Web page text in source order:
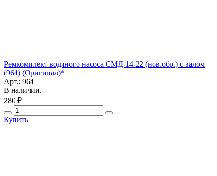
Ремкомплект водяного насоса СМД-14-22 (нов.обр.) с валом
(964) (Оригинал)*
Арт.: 964
В наличии.
280 ₽
Купить